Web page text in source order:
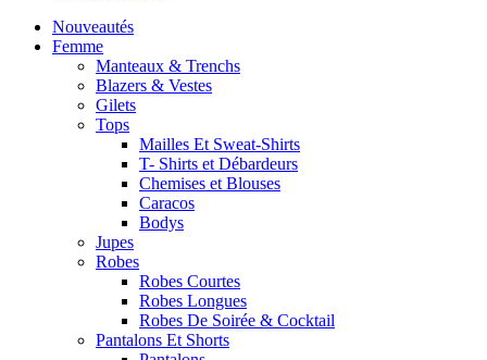
Nouveautés
Femme
Manteaux & Trenchs
Blazers & Vestes
Gilets
Tops
Mailles Et Sweat-Shirts
T- Shirts et Débardeurs
Chemises et Blouses
Caracos
Bodys
Jupes
Robes
Robes Courtes
Robes Longues
Robes De Soirée & Cocktail
Pantalons Et Shorts